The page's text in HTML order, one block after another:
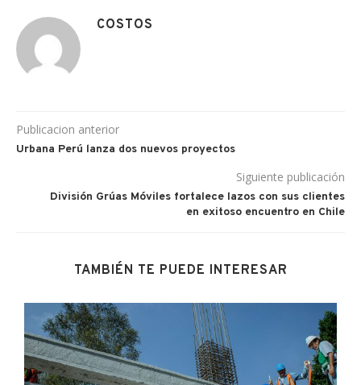
COSTOS
Publicacion anterior
Urbana Perú lanza dos nuevos proyectos
Siguiente publicación
División Grúas Móviles fortalece lazos con sus clientes
en exitoso encuentro en Chile
TAMBIÉN TE PUEDE INTERESAR